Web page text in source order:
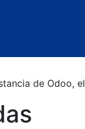
de Odoo, el